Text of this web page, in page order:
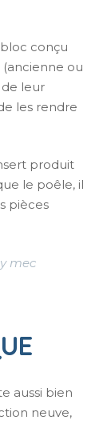
conçu
ou
de leur
les rendre
produit
le poêle, il
pièces
mec
aussi bien
neuve,